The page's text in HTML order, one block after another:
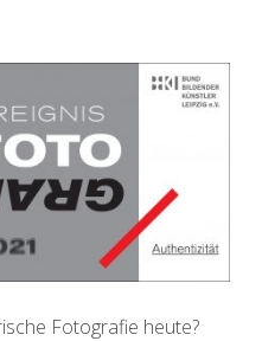
Fotografie heute?